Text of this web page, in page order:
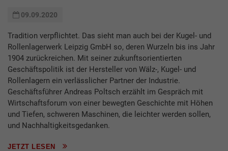
09.09.2020
Tradition verpflichtet. Das sieht man auch bei der Kugel- und
Rollenlagerwerk Leipzig GmbH so, deren Wurzeln bis ins Jahr
1904 zurückreichen. Mit seiner zukunftsorientierten
Geschäftspolitik ist der Hersteller von Wälz-, Kugel- und
Rollenlagern ein verlässlicher Partner der Industrie.
Geschäftsführer Andreas Poltsch erzählt im Gespräch mit
Wirtschaftsforum von einer bewegten Geschichte mit Höhen
und Tiefen, schweren Maschinen, die leichter werden sollen,
und Nachhaltigkeitsgedanken.
JETZT LESEN